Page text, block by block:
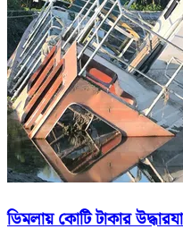
ডিমলায় কোটি টাকার